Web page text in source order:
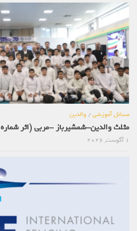
مسائل آموزشی/ والدین
مثلث والدین-شمشیرباز -مربی (اثر شماره 854)
1 آگوست, 2026